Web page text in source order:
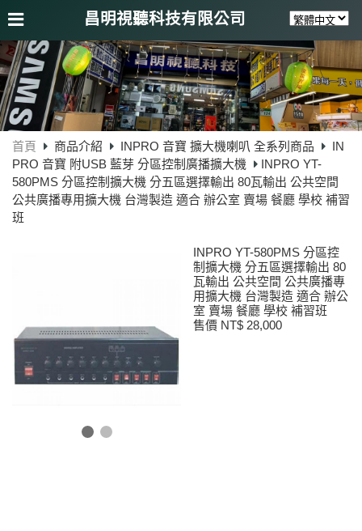
昌明視聽科技有限公司
首頁 商品介紹 INPRO 音寶 擴大機喇叭 全系列商品
IN
PRO 音寶 附USB 藍芽 分區控制廣播擴大機
INPRO YT-
580PMS 分區控制擴大機 分五區選擇輸出 80瓦輸出 公共空間
公共廣播專用擴大機 台灣製造 適合 辦公室 賣場 餐廳 學校 補習
班
INPRO YT-580PMS 分區控
制擴大機 分五區選擇輸出 80
瓦輸出 公共空間 公共廣播專
用擴大機 台灣製造 適合 辦公
室 賣場 餐廳 學校 補習班
售價 NT$ 28,000